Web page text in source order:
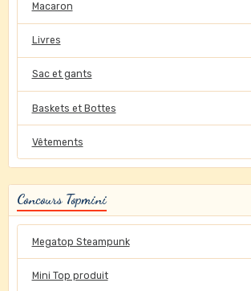
Macaron
Livres
Sac et gants
Baskets et Bottes
Vêtements
Concours Topmini
Megatop Steampunk
Mini Top produit